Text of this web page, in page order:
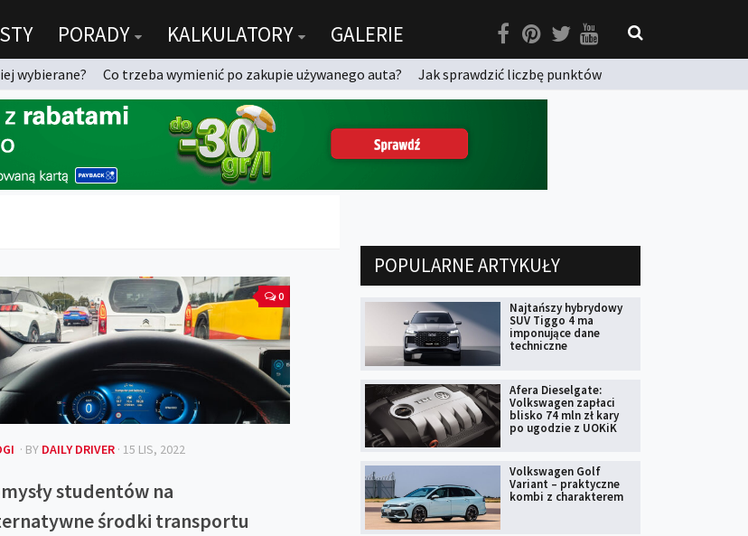
PORADY KALKULATORY GALERIE
wybierane? Co trzeba wymienić po zakupie używanego auta?
Jak sprawdzić liczbę punktów
0
· BY DAILY DRIVER · 15 LIS, 2022
studentów na
środki transportu
POPULARNE ARTYKUŁY
Najtańszy hybrydowy
SUV Tiggo 4 ma
imponujące dane
techniczne
Afera Dieselgate:
Volkswagen zapłaci
blisko 74 mln zł kary
po ugodzie z UOKiK
Volkswagen Golf
Variant – praktyczne
kombi z charakterem